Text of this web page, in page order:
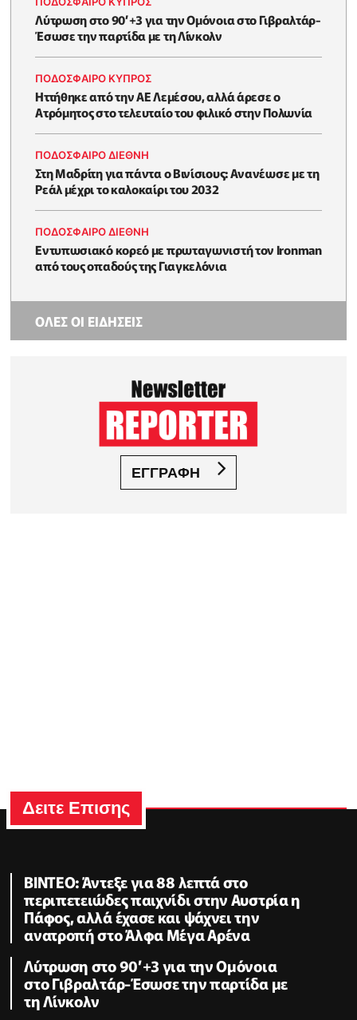
Λύτρωση στο 90’+3 για την Ομόνοια στο Γιβραλτάρ-
Έσωσε την παρτίδα με τη Λίνκολν
ΠΟΔΟΣΦΑΙΡΟ ΚΥΠΡΟΣ
Ηττήθηκε από την ΑΕ Λεμέσου, αλλά άρεσε ο
Ατρόμητος στο τελευταίο του φιλικό στην Πολωνία
ΠΟΔΟΣΦΑΙΡΟ ΔΙΕΘΝΗ
Στη Μαδρίτη για πάντα ο Βινίσιους: Ανανέωσε με τη
Ρεάλ μέχρι το καλοκαίρι του 2032
ΠΟΔΟΣΦΑΙΡΟ ΔΙΕΘΝΗ
Εντυπωσιακό κορεό με πρωταγωνιστή τον Ironman
από τους οπαδούς της Γιαγκελόνια
ΟΛΕΣ ΟΙ ΕΙΔΗΣΕΙΣ
ΕΓΓΡΑΦΗ
Δειτε Επισης
ΒΙΝΤΕΟ: Άντεξε για 88 λεπτά στο
περιπετειώδες παιχνίδι στην Αυστρία η
Πάφος, αλλά έχασε και ψάχνει την
ανατροπή στο Άλφα Μέγα Αρένα
Λύτρωση στο 90’+3 για την Ομόνοια
στο Γιβραλτάρ-Έσωσε την παρτίδα με
τη Λίνκολν